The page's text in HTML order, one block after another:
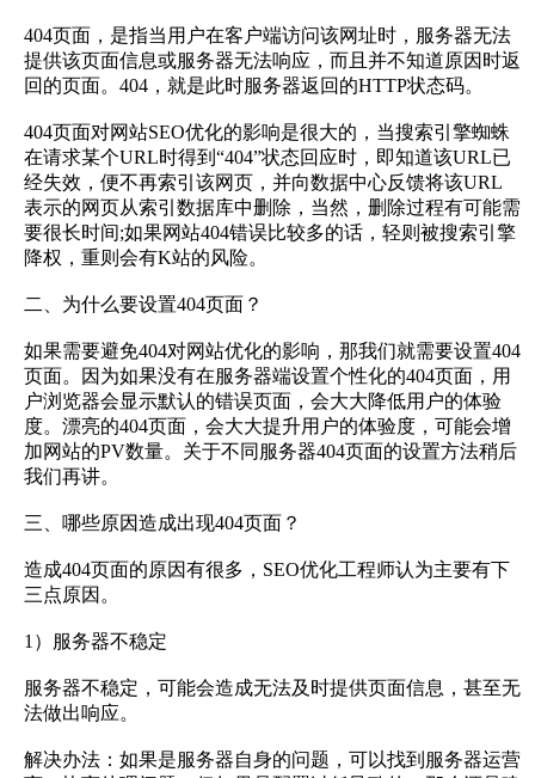
404页面，是指当用户在客户端访问该网址时，服务器无法
提供该页面信息或服务器无法响应，而且并不知道原因时返
回的页面。404，就是此时服务器返回的HTTP状态码。
404页面对网站SEO优化的影响是很大的，当搜索引擎蜘蛛
在请求某个URL时得到“404”状态回应时，即知道该URL已
经失效，便不再索引该网页，并向数据中心反馈将该URL
表示的网页从索引数据库中删除，当然，删除过程有可能需
要很长时间;如果网站404错误比较多的话，轻则被搜索引擎
降权，重则会有K站的风险。
二、为什么要设置404页面？
如果需要避免404对网站优化的影响，那我们就需要设置404
页面。因为如果没有在服务器端设置个性化的404页面，用
户浏览器会显示默认的错误页面，会大大降低用户的体验
度。漂亮的404页面，会大大提升用户的体验度，可能会增
加网站的PV数量。关于不同服务器404页面的设置方法稍后
我们再讲。
三、哪些原因造成出现404页面？
造成404页面的原因有很多，SEO优化工程师认为主要有下
三点原因。
1）服务器不稳定
服务器不稳定，可能会造成无法及时提供页面信息，甚至无
法做出响应。
解决办法：如果是服务器自身的问题，可以找到服务器运营